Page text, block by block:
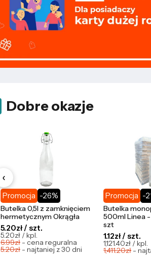
Dobre okazje
‹
Promocja -26%
Butelka 0,5l z zamknięciem
hermetycznym Okrągła
5.20zł / szt.
5.20zł / kpl.
6.99zł - cena reguralna
5.20zł - najtaniej z 30 dni
Promocja -
Butelka
500ml Linea
szt
1.12zł / szt.
1,121.40zł / kpl.
1,411.20zł-